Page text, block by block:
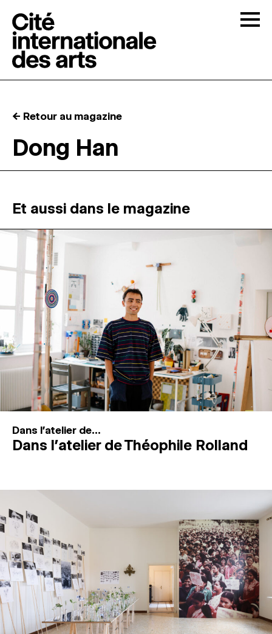
RÉSIDENCES ↓
ATELIERS OUVERTS
PROGRAMMATION
MAGAZINE
ESPACES DE PRATIQUE ARTISTIQUE ↓
Recherche
Connexion
← Retour au magazine
Dong Han
Et aussi dans le magazine
Dans l'atelier de...
Dans l’atelier de Théophile Rolland